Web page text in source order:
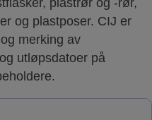
plastrør og -rør,
og plastposer. CIJ er
merking av
utløpsdatoer på